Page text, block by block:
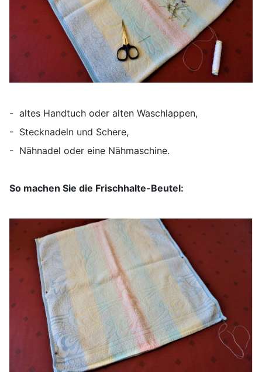
- altes Handtuch oder alten Waschlappen,
- Stecknadeln und Schere,
- Nähnadel oder eine Nähmaschine.
So machen Sie die Frischhalte-Beutel: